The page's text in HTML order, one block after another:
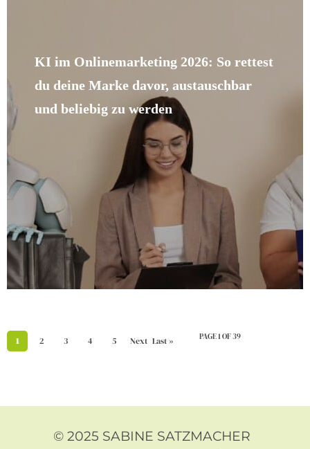
KI im Onlinemarketing 2026: So rettest
du deine Marke davor, austauschbar
und beliebig zu werden
1 2 3 4 5
Next Last » PAGE 1 OF 39
© 2025 SABINE SATZMACHER